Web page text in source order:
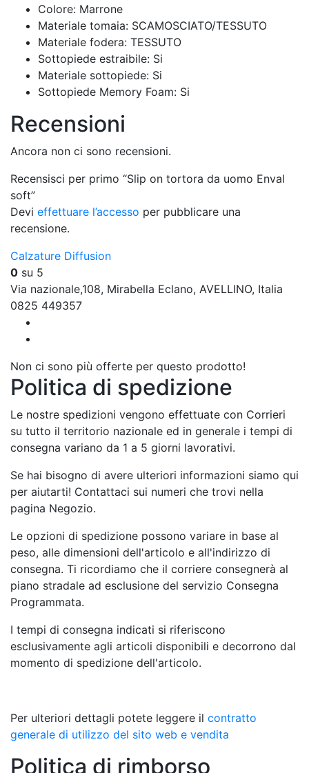
Colore: Marrone
Materiale tomaia: SCAMOSCIATO/TESSUTO
Materiale fodera: TESSUTO
Sottopiede estraibile: Si
Materiale sottopiede: Si
Sottopiede Memory Foam: Si
Recensioni
Ancora non ci sono recensioni.
Recensisci per primo “Slip on tortora da uomo Enval
soft”
Devi effettuare l’accesso per pubblicare una
recensione.
Calzature Diffusion
0 su 5
Via nazionale,108, Mirabella Eclano, AVELLINO, Italia
0825 449357
Non ci sono più offerte per questo prodotto!
Politica di spedizione
Le nostre spedizioni vengono effettuate con Corrieri
su tutto il territorio nazionale ed in generale i tempi di
consegna variano da 1 a 5 giorni lavorativi.
Se hai bisogno di avere ulteriori informazioni siamo qui
per aiutarti! Contattaci sui numeri che trovi nella
pagina Negozio.
Le opzioni di spedizione possono variare in base al
peso, alle dimensioni dell'articolo e all'indirizzo di
consegna. Ti ricordiamo che il corriere consegnerà al
piano stradale ad esclusione del servizio Consegna
Programmata.
I tempi di consegna indicati si riferiscono
esclusivamente agli articoli disponibili e decorrono dal
momento di spedizione dell'articolo.
Per ulteriori dettagli potete leggere il contratto
generale di utilizzo del sito web e vendita
Politica di rimborso